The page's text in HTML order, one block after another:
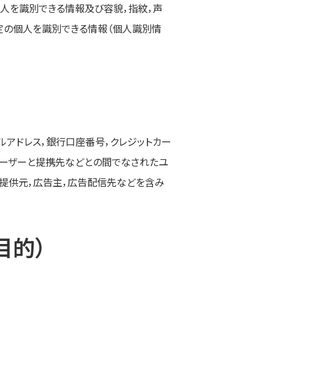
を識別できる情報及び容貌，指紋，声
個人を識別できる情報（個人識別情
ドレス，銀行口座番号，クレジットカー
ザーと提携先などとの間でなされたユ
元，広告主，広告配信先などを含み
）